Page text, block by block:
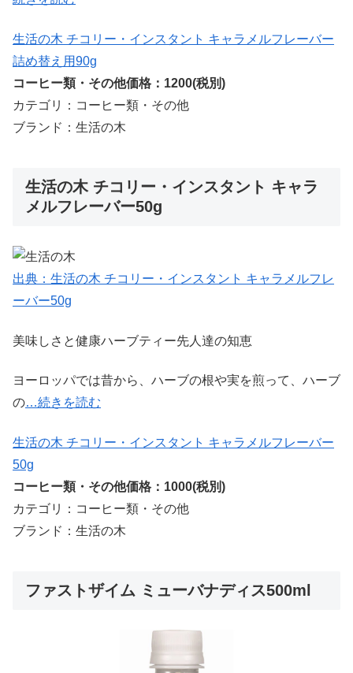
生活の木 チコリー・インスタント キャラメルフレーバー
詰め替え用90g
コーヒー類・その他価格：1200(税別)
カテゴリ：コーヒー類・その他
ブランド：生活の木
生活の木 チコリー・インスタント キャラ
メルフレーバー50g
出典：生活の木 チコリー・インスタント キャラメルフレ
ーバー50g
美味しさと健康ハーブティー先人達の知恵
ヨーロッパでは昔から、ハーブの根や実を煎って、ハーブ
の…続きを読む
生活の木 チコリー・インスタント キャラメルフレーバー
50g
コーヒー類・その他価格：1000(税別)
カテゴリ：コーヒー類・その他
ブランド：生活の木
ファストザイム ミューバナディス500ml